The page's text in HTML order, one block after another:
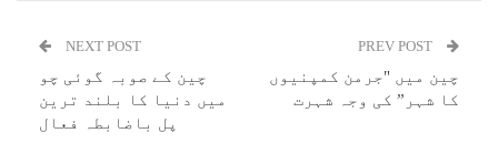
چین میں "جرمن کمپنیوں
کا شہر” کی وجہ شہرت
NEXT POST
چین کے صوبہ گوئی چو
میں دنیا کا بلند ترین
پل باضابطہ فعال